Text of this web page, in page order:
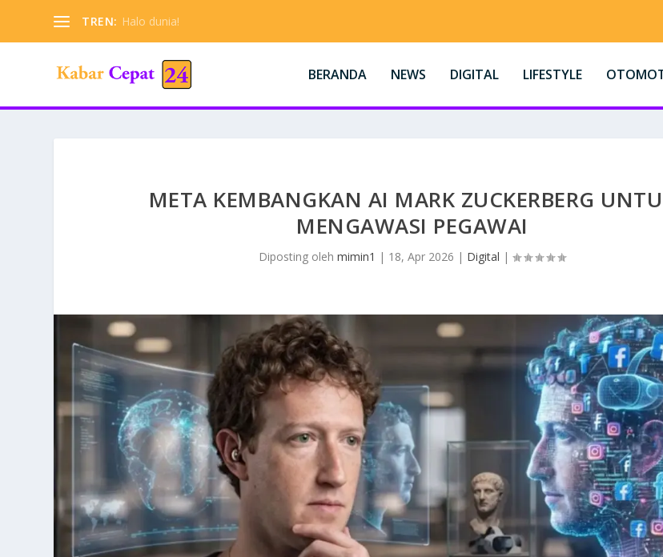
TREN: Halo dunia!
BERANDA NEWS DIGITAL LIFESTYLE
META KEMBANGKAN AI MARK ZUCKERBERG
MENGAWASI PEGAWAI
Diposting olehmimin1 | 18, Apr 2026 | Digital |